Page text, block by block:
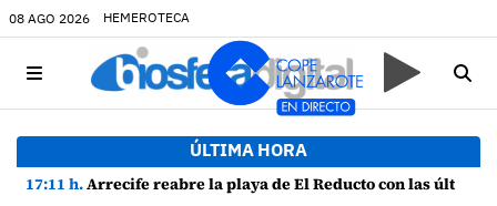
08 AGO 2026 HEMEROTECA
ÚLTIMA HORA
17:11 h.Arrecife reabre la playa de El Reducto con las últimas analíticas mostrando "una buena calidad de las aguas para el baño"